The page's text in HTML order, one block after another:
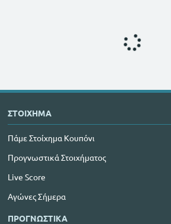
ΣΤΟΙΧΗΜΑ
Πάμε Στοίχημα Κουπόνι
Προγνωστικά Στοιχήματος
Live Score
Αγώνες Σήμερα
ΠΡΟΓΝΩΣΤΙΚΑ